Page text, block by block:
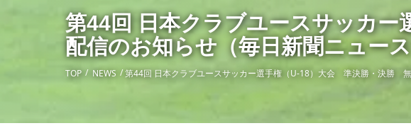
第44回 日本クラブユースサッカ
配信のお知らせ（毎日新聞ニュー
TOP NEWS 第44回 日本クラブユースサッカー選手権（U-18）大会 準決勝・決勝 無